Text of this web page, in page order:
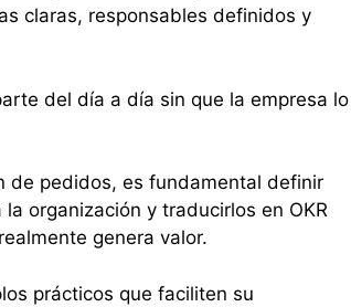
claras, responsables definidos y
del día a día sin que la empresa lo
de pedidos, es fundamental definir
organización y traducirlos en OKR
genera valor.
prácticos que faciliten su